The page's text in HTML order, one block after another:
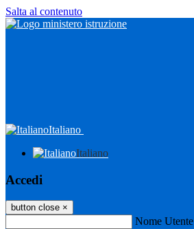
Salta al contenuto
Italiano
Italiano
Accedi
button close ×
Nome Utente